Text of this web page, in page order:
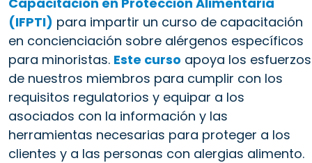
(IFPTI) para impartir un curso de capacitación
en concienciación sobre alérgenos específicos
para minoristas. Este curso apoya los esfuerzos
de nuestros miembros para cumplir con los
requisitos regulatorios y equipar a los
asociados con la información y las
herramientas necesarias para proteger a los
clientes y a las personas con alergias alimento.